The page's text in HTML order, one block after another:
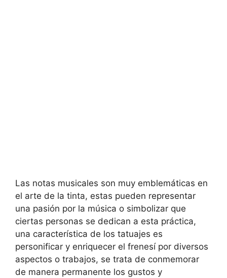
Las notas musicales son muy emblemáticas en
el arte de la tinta, estas pueden representar
una pasión por la música o simbolizar que
ciertas personas se dedican a esta práctica,
una característica de los tatuajes es
personificar y enriquecer el frenesí por diversos
aspectos o trabajos, se trata de conmemorar
de manera permanente los gustos y